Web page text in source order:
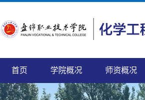
首页 学院概况 师资概况